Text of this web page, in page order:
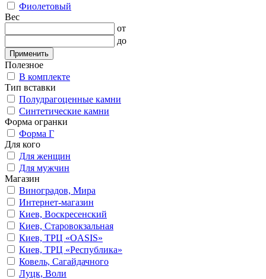
Фиолетовый
Вес
от
до
Применить
Полезное
В комплекте
Тип вставки
Полудрагоценные камни
Синтетические камни
Форма огранки
Форма Г
Для кого
Для женщин
Для мужчин
Магазин
Виноградов, Мира
Интернет-магазин
Киев, Воскресенский
Киев, Старовокзальная
Киев, ТРЦ «OASIS»
Киев, ТРЦ «Республика»
Ковель, Сагайдачного
Луцк, Воли